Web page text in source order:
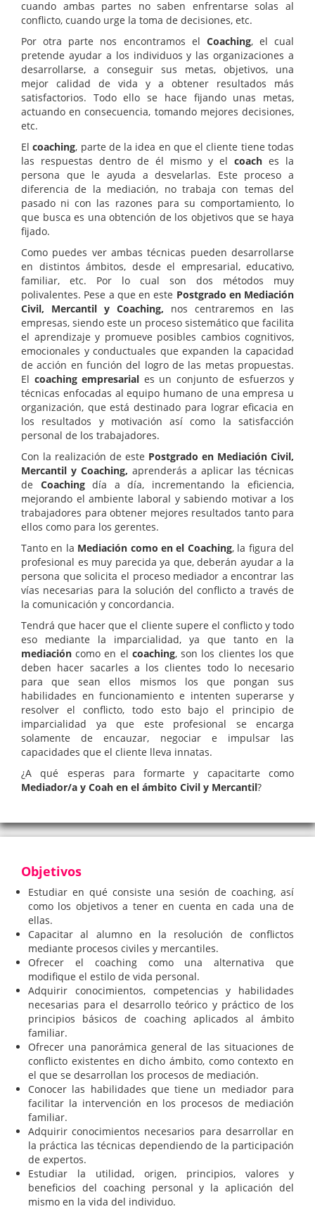
cuando ambas partes no saben enfrentarse solas al
conflicto, cuando urge la toma de decisiones, etc.
Por otra parte nos encontramos el Coaching, el cual
pretende ayudar a los individuos y las organizaciones a
desarrollarse, a conseguir sus metas, objetivos, una
mejor calidad de vida y a obtener resultados más
satisfactorios. Todo ello se hace fijando unas metas,
actuando en consecuencia, tomando mejores decisiones,
etc.
Elcoaching, parte de la idea en que el cliente tiene todas
las respuestas dentro de él mismo y el coach es la
persona que le ayuda a desvelarlas. Este proceso a
diferencia de la mediación, no trabaja con temas del
pasado ni con las razones para su comportamiento, lo
que busca es una obtención de los objetivos que se haya
fijado.
Como puedes ver ambas técnicas pueden desarrollarse
en distintos ámbitos, desde el empresarial, educativo,
familiar, etc. Por lo cual son dos métodos muy
polivalentes. Pese a que en este Postgrado en Mediación
Civil, Mercantil y Coaching, nos centraremos en las
empresas, siendo este un proceso sistemático que facilita
el aprendizaje y promueve posibles cambios cognitivos,
emocionales y conductuales que expanden la capacidad
de acción en función del logro de las metas propuestas.
El coaching empresarial es un conjunto de esfuerzos y
técnicas enfocadas al equipo humano de una empresa u
organización, que está destinado para lograr eficacia en
los resultados y motivación así como la satisfacción
personal de los trabajadores.
Con la realización de este Postgrado en Mediación Civil,
Mercantil y Coaching, aprenderás a aplicar las técnicas
de Coachingdía a día, incrementando la eficiencia,
mejorando el ambiente laboral y sabiendo motivar a los
trabajadores para obtener mejores resultados tanto para
ellos como para los gerentes.
Tanto en la Mediación como en el Coaching, la figura del
profesional es muy parecida ya que, deberán ayudar a la
persona que solicita el proceso mediador a encontrar las
vías necesarias para la solución del conflicto a través de
la comunicación y concordancia.
Tendrá que hacer que el cliente supere el conflicto y todo
eso mediante la imparcialidad, ya que tanto en la
mediación como en el coaching, son los clientes los que
deben hacer sacarles a los clientes todo lo necesario
para que sean ellos mismos los que pongan sus
habilidades en funcionamiento e intenten superarse y
resolver el conflicto, todo esto bajo el principio de
imparcialidad ya que este profesional se encarga
solamente de encauzar, negociar e impulsar las
capacidades que el cliente lleva innatas.
¿A qué esperas para formarte y capacitarte como
Mediador/a y Coah en el ámbito Civil y Mercantil?
Objetivos
Estudiar en qué consiste una sesión de coaching, así
como los objetivos a tener en cuenta en cada una de
ellas.
Capacitar al alumno en la resolución de conflictos
mediante procesos civiles y mercantiles.
Ofrecer el coaching como una alternativa que
modifique el estilo de vida personal.
Adquirir conocimientos, competencias y habilidades
necesarias para el desarrollo teórico y práctico de los
principios básicos de coaching aplicados al ámbito
familiar.
Ofrecer una panorámica general de las situaciones de
conflicto existentes en dicho ámbito, como contexto en
el que se desarrollan los procesos de mediación.
Conocer las habilidades que tiene un mediador para
facilitar la intervención en los procesos de mediación
familiar.
Adquirir conocimientos necesarios para desarrollar en
la práctica las técnicas dependiendo de la participación
de expertos.
Estudiar la utilidad, origen, principios, valores y
beneficios del coaching personal y la aplicación del
mismo en la vida del individuo.